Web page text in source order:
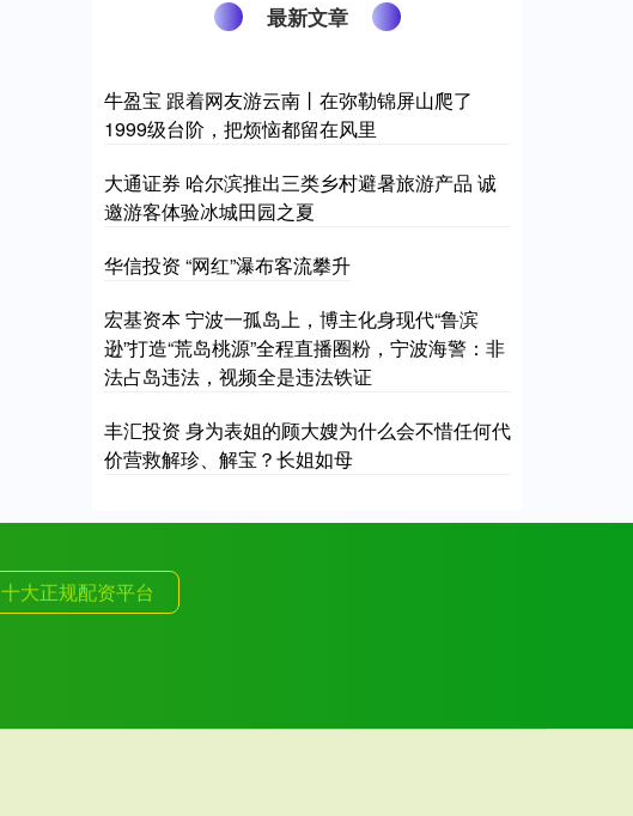
最新文章
牛盈宝 跟着网友游云南丨在弥勒锦屏山爬了
1999级台阶，把烦恼都留在风里
大通证券 哈尔滨推出三类乡村避暑旅游产品 诚
邀游客体验冰城田园之夏
华信投资 “网红”瀑布客流攀升
宏基资本 宁波一孤岛上，博主化身现代“鲁滨
逊”打造“荒岛桃源”全程直播圈粉，宁波海警：非
法占岛违法，视频全是违法铁证
丰汇投资 身为表姐的顾大嫂为什么会不惜任何代
价营救解珍、解宝？长姐如母
十大正规配资平台